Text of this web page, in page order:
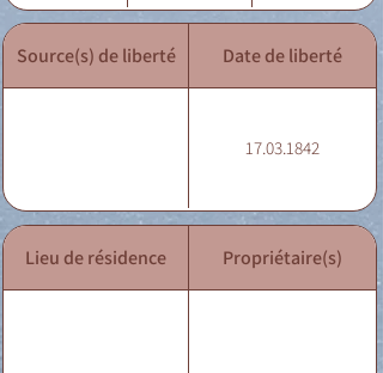
Source(s) de liberté Date de liberté
17.03.1842
Lieu de résidence Propriétaire(s)